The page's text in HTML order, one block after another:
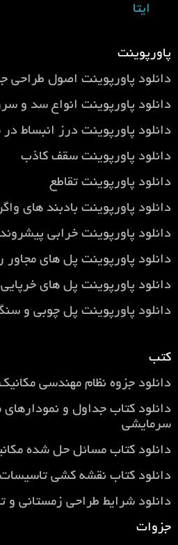
ایتا
پاورپوینت
دانلود پاورپوینت اصول طراحی
دانلود پاورپوینت انواع سد و
دانلود پاورپوینت درز انبساط
دانلود پاورپوینت سقف کاذب
دانلود پاورپوینت تقاطع
دانلود پاورپوینت بادبند های
دانلود پاورپوینت خرابی
دانلود پاورپوینت پل های مجاور
دانلود پاورپوینت پل های خرپایی
دانلود پاورپوینت پل چوبی و
کتب
دانلود جزوه نظام مهندسی
دانلود کتاب جداول و
سرمایشی
دانلود کتاب مسائل حل شده
دانلود کتاب نقشه کشی
دانلود شرایط طراحی زمستانی و
جزوات